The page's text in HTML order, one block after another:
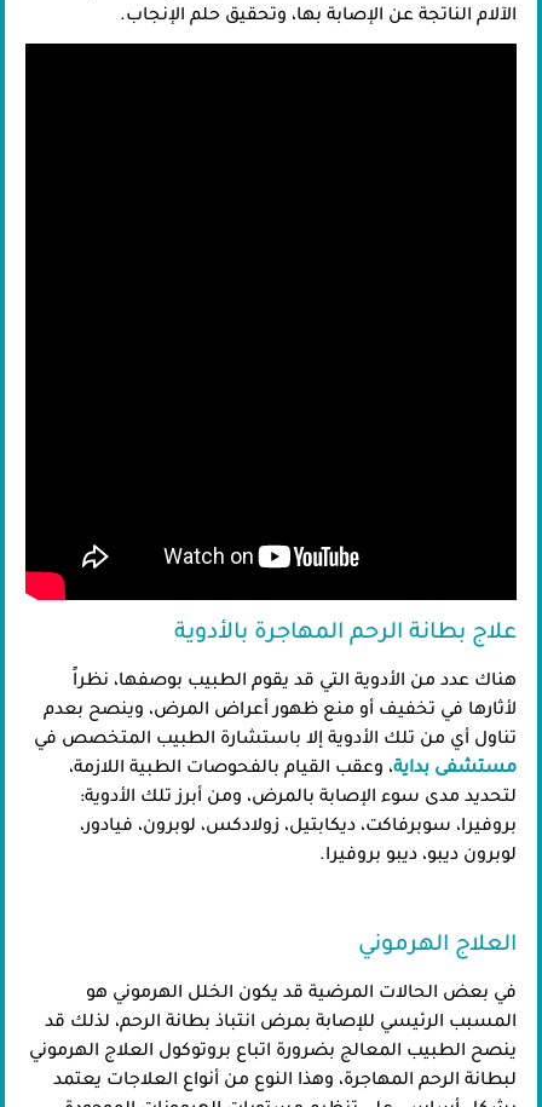
الآلام الناتجة عن الإصابة بها، وتحقيق حلم الإنجاب.
​علاج بطانة الرحم المهاجرة بالأدوية
هناك عدد من الأدوية التي قد يقوم الطبيب بوصفها، نظراً
لأثارها في تخفيف أو منع ظهور أعراض المرض، وينصح بعدم
تناول أي من تلك الأدوية إلا باستشارة الطبيب المتخصص في
مستشفى بداية، وعقب القيام بالفحوصات الطبية اللازمة،
لتحديد مدى سوء الإصابة بالمرض، ومن أبرز تلك الأدوية:
بروفيرا، سوبرفاكت، ديكابتيل، زولادكس، لوبرون، فيادور،
لوبرون ديبو، ديبو بروفيرا.
العلاج الهرموني
في بعض الحالات المرضية قد يكون الخلل الهرموني هو
المسبب الرئيسي للإصابة بمرض انتباذ بطانة الرحم، لذلك قد
ينصح الطبيب المعالج بضرورة اتباع بروتوكول العلاج الهرموني
لبطانة الرحم المهاجرة، وهذا النوع من أنواع العلاجات يعتمد